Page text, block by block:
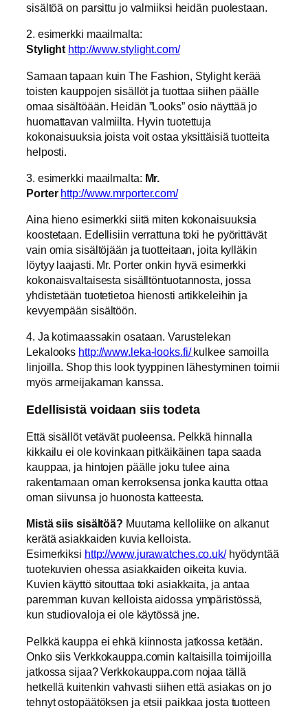
sisältöä on parsittu jo valmiiksi heidän puolestaan.
2. esimerkki maailmalta:
Stylight http://www.stylight.com/
Samaan tapaan kuin The Fashion, Stylight kerää
toisten kauppojen sisällöt ja tuottaa siihen päälle
omaa sisältöään. Heidän ”Looks” osio näyttää jo
huomattavan valmiilta. Hyvin tuotettuja
kokonaisuuksia joista voit ostaa yksittäisiä tuotteita
helposti.
3. esimerkki maailmalta: Mr.
Porter http://www.mrporter.com/
Aina hieno esimerkki siitä miten kokonaisuuksia
koostetaan. Edellisiin verrattuna toki he pyörittävät
vain omia sisältöjään ja tuotteitaan, joita kylläkin
löytyy laajasti. Mr. Porter onkin hyvä esimerkki
kokonaisvaltaisesta sisälltöntuotannosta, jossa
yhdistetään tuotetietoa hienosti artikkeleihin ja
kevyempään sisältöön.
4. Ja kotimaassakin osataan. Varustelekan
Lekalooks http://www.leka-looks.fi/ kulkee samoilla
linjoilla. Shop this look tyyppinen lähestyminen toimii
myös armeijakaman kanssa.
Edellisistä voidaan siis todeta
Että sisällöt vetävät puoleensa. Pelkkä hinnalla
kikkailu ei ole kovinkaan pitkäikäinen tapa saada
kauppaa, ja hintojen päälle joku tulee aina
rakentamaan oman kerroksensa jonka kautta ottaa
oman siivunsa jo huonosta katteesta.
Mistä siis sisältöä? Muutama kelloliike on alkanut
kerätä asiakkaiden kuvia kelloista.
Esimerkiksi http://www.jurawatches.co.uk/hyödyntää
tuotekuvien ohessa asiakkaiden oikeita kuvia.
Kuvien käyttö sitouttaa toki asiakkaita, ja antaa
paremman kuvan kelloista aidossa ympäristössä,
kun studiovaloja ei ole käytössä jne.
Pelkkä kauppa ei ehkä kiinnosta jatkossa ketään.
Onko siis Verkkokauppa.comin kaltaisilla toimijoilla
jatkossa sijaa? Verkkokauppa.com nojaa tällä
hetkellä kuitenkin vahvasti siihen että asiakas on jo
tehnyt ostopäätöksen ja etsii paikkaa josta tuotteen